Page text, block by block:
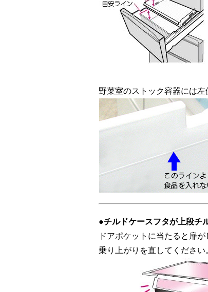
野菜室のストック容器には
●チルドケースフタが上段チ
ドアポケットに当たると扉
乗り上がりを直してください